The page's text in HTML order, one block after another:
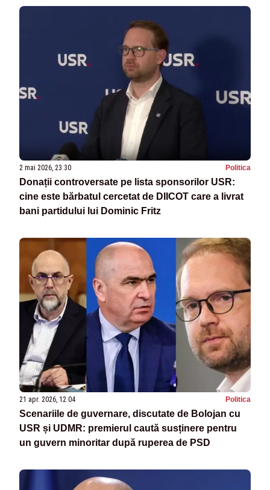
2 mai 2026, 23:30 Politica
Donații controversate pe lista sponsorilor USR:
cine este bărbatul cercetat de DIICOT care a livrat
bani partidului lui Dominic Fritz
21 apr. 2026, 12:04 Politica
Scenariile de guvernare, discutate de Bolojan cu
USR și UDMR: premierul caută susținere pentru
un guvern minoritar după ruperea de PSD